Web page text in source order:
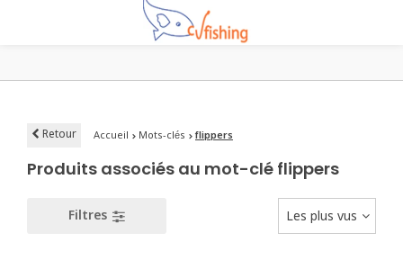
Retour Accueil Mots-clés flippers
Produits associés au mot-clé flippers
Filtres Les plus vus